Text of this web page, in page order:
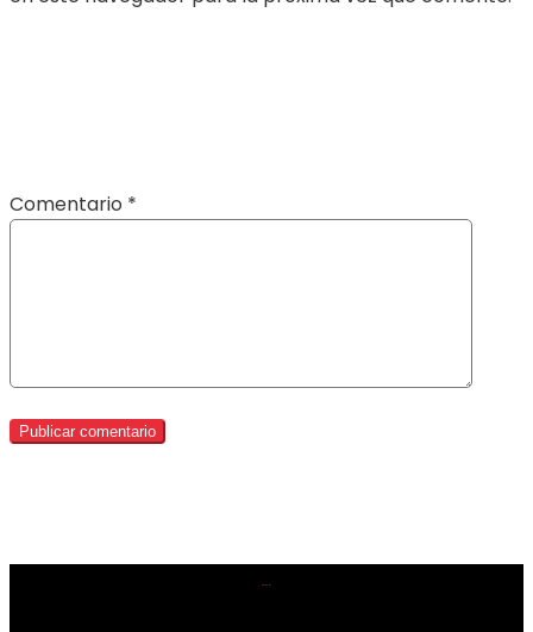
Comentario *